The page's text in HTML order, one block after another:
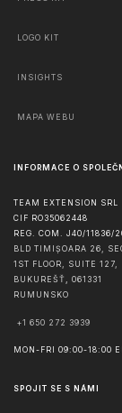
LOGO KIT
INSIGHTS
MAPA WEBU
INFORMACE O
TEAM EXTENSION SRL
CIF RO35062448
REG. COM. J40/11836/
BLD TIMIȘOARA 26,
1ST FLOOR, SUITE 127,
BUKUREŠŤ , 061331
RUMUNSKO
+1 650 272 3939
MON-FRI 09:00-18:00
SPOJIT SE S NÁMI